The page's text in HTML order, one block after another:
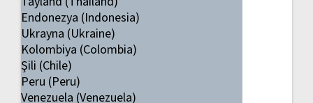
Endonezya (Indonesia)
Ukrayna (Ukraine)
Kolombiya (Colombia)
Şili (Chile)
Peru (Peru)
Venezuela (Venezuela)